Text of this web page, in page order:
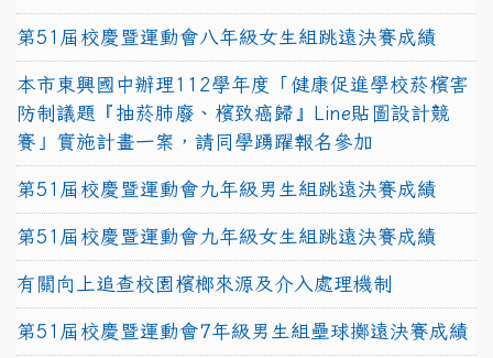
第51屆校慶暨運動會八年級女生組跳遠決賽成績
本市東興國中辦理112學年度「健康促進學校菸檳害
防制議題『抽菸肺廢、檳致癌歸』Line貼圖設計競
賽」實施計畫一案，請同學踴躍報名參加
第51屆校慶暨運動會九年級男生組跳遠決賽成績
第51屆校慶暨運動會九年級女生組跳遠決賽成績
有關向上追查校園檳榔來源及介入處理機制
第51屆校慶暨運動會7年級男生組壘球擲遠決賽成績